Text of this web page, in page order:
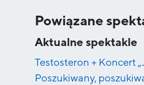
Powiązane
Aktualne spektakle
Testosteron + Koncert
Poszukiwany,